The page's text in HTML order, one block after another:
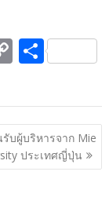
C
p
y
Li
n
S
ar
e
บผู้บริหารจาก Mie
ประเทศญี่ปุ่น